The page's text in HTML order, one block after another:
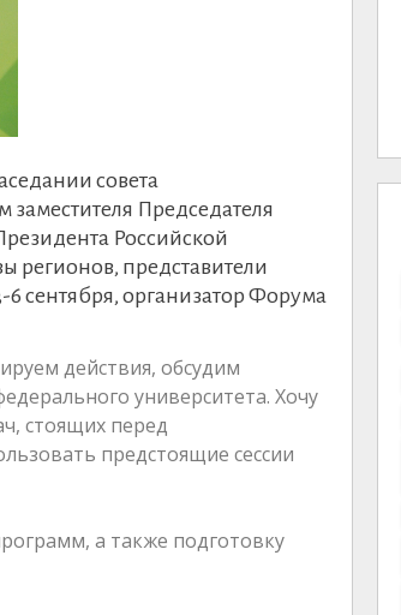
совета
Председателя
Российской
регионов, представители
сентября, организатор Форума
действия, обсудим
университета. Хочу
стоящих перед
предстоящие сессии
а также подготовку